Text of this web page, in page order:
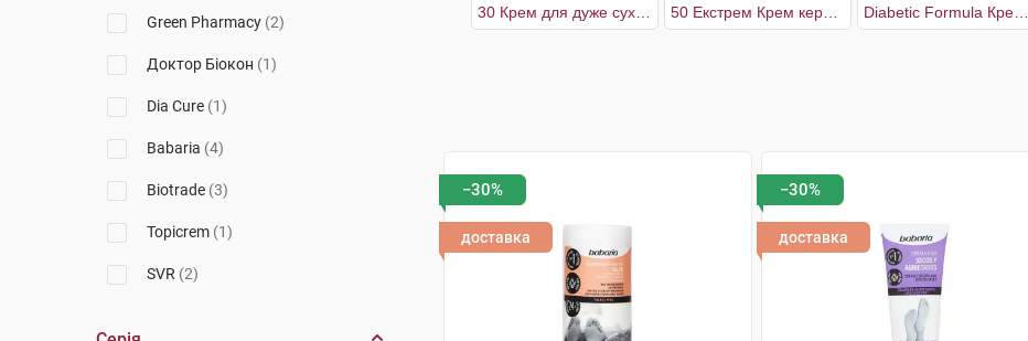
Green Pharmacy (2)
Доктор Біокон (1)
Dia Cure (1)
Babaria (4)
Biotrade (3)
Topicrem (1)
SVR (2)
−30%
доставка
−30%
доставка